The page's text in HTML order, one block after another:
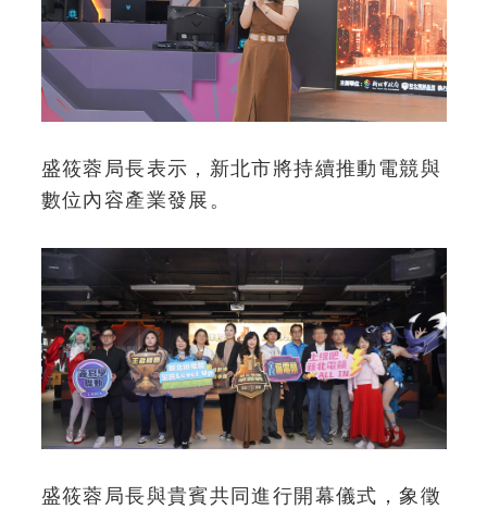
盛筱蓉局長表示，新北市將持續推動電競與
數位內容產業發展。
盛筱蓉局長與貴賓共同進行開幕儀式，象徵